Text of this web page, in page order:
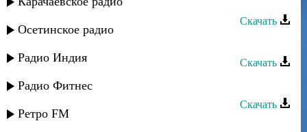
Осетинское радио
Радио Индия
Радио Фитнес
Ретро FM
Скачать
Скачать
Мурад Садуев - Вспоминаю
Скачать
Расул - О матери